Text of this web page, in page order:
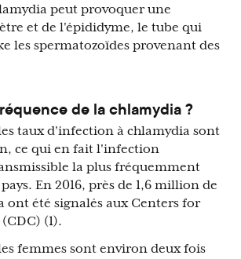
peut provoquer une
et de l'épididyme, le tube qui
les spermatozoïdes provenant des
de la chlamydia ?
taux d'infection à chlamydia sont
ce qui en fait l'infection
la plus fréquemment
En 2016, près de 1,6 million de
ont été signalés aux Centers for
(1).
femmes sont environ deux fois